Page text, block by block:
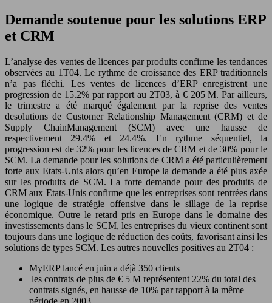
Demande soutenue pour les solutions ERP
et CRM
L’analyse des ventes de licences par produits confirme les tendances
observées au 1T04. Le rythme de croissance des ERP traditionnels
n’a pas fléchi. Les ventes de licences d’ERP enregistrent une
progression de 15.2% par rapport au 2T03, à € 205 M. Par ailleurs,
le trimestre a été marqué également par la reprise des ventes
desolutions de Customer Relationship Management (CRM) et de
Supply ChainManagement (SCM) avec une hausse de
respectivement 29.4% et 24.4%. En rythme séquentiel, la
progression est de 32% pour les licences de CRM et de 30% pour le
SCM. La demande pour les solutions de CRM a été particulièrement
forte aux Etats-Unis alors qu’en Europe la demande a été plus axée
sur les produits de SCM. La forte demande pour des produits de
CRM aux Etats-Unis confirme que les entreprises sont rentrées dans
une logique de stratégie offensive dans le sillage de la reprise
économique. Outre le retard pris en Europe dans le domaine des
investissements dans le SCM, les entreprises du vieux continent sont
toujours dans une logique de réduction des coûts, favorisant ainsi les
solutions de types SCM. Les autres nouvelles positives au 2T04 :
MyERP lancé en juin a déjà 350 clients
les contrats de plus de € 5 M représentent 22% du total des
contrats signés, en hausse de 10% par rapport à la même
période en 2003